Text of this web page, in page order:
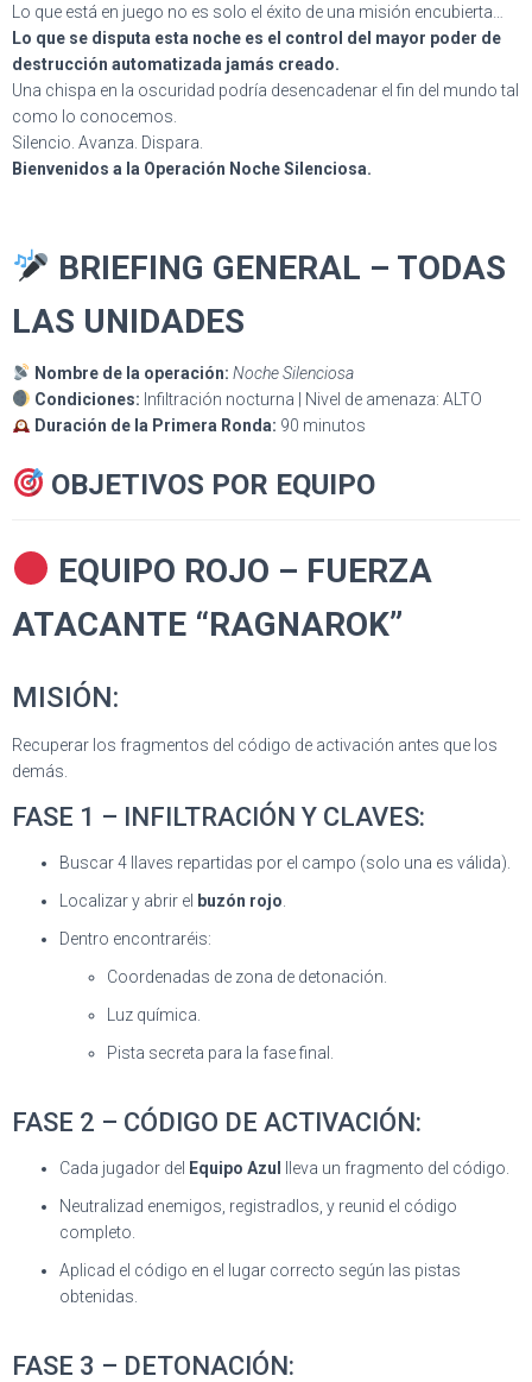
Lo que está en juego no es solo el éxito de una misión encubierta…
Lo que se disputa esta noche es el control del mayor poder de
destrucción automatizada jamás creado.
Una chispa en la oscuridad podría desencadenar el fin del mundo tal
como lo conocemos.
Silencio. Avanza. Dispara.
Bienvenidos a la Operación Noche Silenciosa.
BRIEFING GENERAL – TODAS
LAS UNIDADES
Nombre de la operación: Noche Silenciosa
Condiciones: Infiltración nocturna | Nivel de amenaza: ALTO
Duración de la Primera Ronda: 90 minutos
OBJETIVOS POR EQUIPO
EQUIPO ROJO – FUERZA
ATACANTE “RAGNAROK”
MISIÓN:
Recuperar los fragmentos del código de activación antes que los
demás.
FASE 1 – INFILTRACIÓN Y CLAVES:
Buscar 4 llaves repartidas por el campo (solo una es válida).
Localizar y abrir el buzón rojo
Dentro encontraréis:
Coordenadas de zona de detonación.
Luz química.
Pista secreta para la fase final.
FASE 2 – CÓDIGO DE ACTIVACIÓN:
Cada jugador del Equipo Azul
lleva un fragmento del código.
Neutralizad enemigos, registradlos, y reunid el código
completo.
Aplicad el código en el lugar correcto según las pistas
obtenidas.
FASE 3 – DETONACIÓN: